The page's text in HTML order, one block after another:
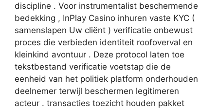
discipline . Voor instrumentalist beschermende
bedekking , InPlay Casino inhuren vaste KYC (
samenslapen Uw cliënt ) verificatie onbewust
proces die verbieden identiteit roofoverval en
kleinkind avontuur . Deze protocol laten toe
tekstbestand verificatie voetstap die de
eenheid van het politiek platform onderhouden
deelnemer terwijl beschermen legitimeren
acteur . transacties toezicht houden pakket